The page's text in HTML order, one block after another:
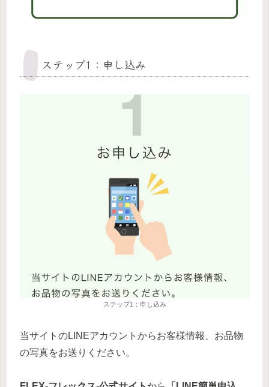
ステップ1：申し込み
ステップ1：申し込み
当サイトのLINEアカウントからお客様情報、お品物
の写真をお送りください。